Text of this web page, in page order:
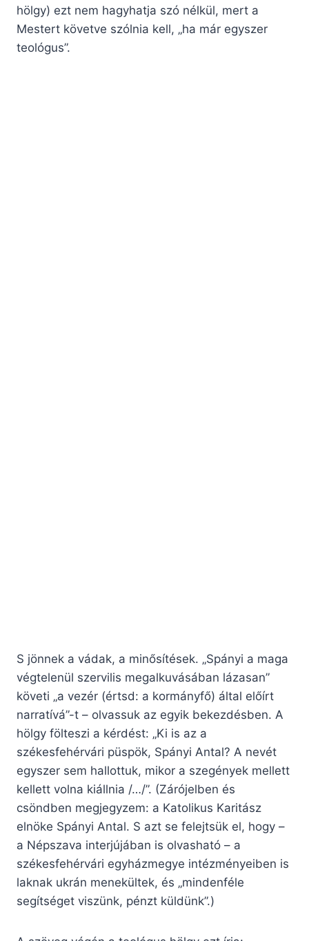
hölgy) ezt nem hagyhatja szó nélkül, mert a
Mestert követve szólnia kell, „ha már egyszer
teológus”.
S jönnek a vádak, a minősítések. „Spányi a maga
végtelenül szervilis megalkuvásában lázasan”
követi „a vezér (értsd: a kormányfő) által előírt
narratívá”-t – olvassuk az egyik bekezdésben. A
hölgy fölteszi a kérdést: „Ki is az a
székesfehérvári püspök, Spányi Antal? A nevét
egyszer sem hallottuk, mikor a szegények mellett
kellett volna kiállnia /…/”. (Zárójelben és
csöndben megjegyzem: a Katolikus Karitász
elnöke Spányi Antal. S azt se felejtsük el, hogy –
a Népszava interjújában is olvasható – a
székesfehérvári egyházmegye intézményeiben is
laknak ukrán menekültek, és „mindenféle
segítséget viszünk, pénzt küldünk”.)